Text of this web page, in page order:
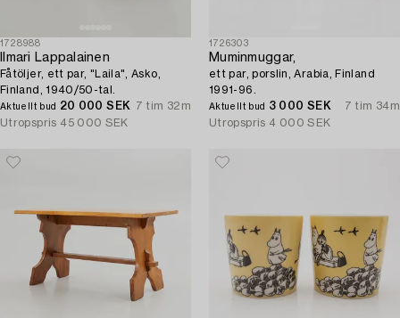
1728988
Ilmari Lappalainen
Fåtöljer, ett par, "Laila", Asko,
Finland, 1940/50-tal.
Aktuellt bud 20 000 SEK
7 tim 32m
Utropspris 45 000 SEK
1726303
Muminmuggar,
ett par, porslin, Arabia, Finland
1991-96.
Aktuellt bud 3 000 SEK
7 tim 34m
Utropspris 4 000 SEK